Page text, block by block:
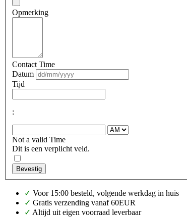
Opmerking
Contact Time
Datum
Tijd
:
Not a valid Time
Dit is een verplicht veld.
Bevestig
✓ Voor 15:00 besteld, volgende werkdag in huis
✓ Gratis verzending vanaf 60EUR
✓ Altijd uit eigen voorraad leverbaar